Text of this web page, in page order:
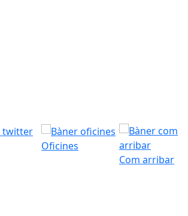
Oficines
Com arribar